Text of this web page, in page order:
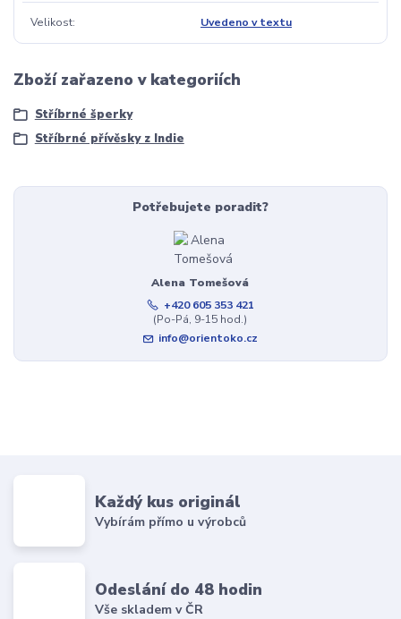
Velikost Uvedeno v textu
Zboží zařazeno v kategoriích
Stříbrné šperky
Stříbrné přívěsky z Indie
Potřebujete poradit?
Alena Tomešová
+420 605 353 421
(Po-Pá, 9-15 hod.)
info@orientoko.cz
Každý kus originál
Vybírám přímo u výrobců
Odeslání do 48 hodin
Vše skladem v ČR